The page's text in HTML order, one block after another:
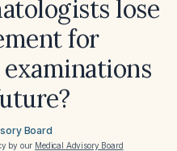
lose
for
examinations
Board
by our Medical Advisory Board